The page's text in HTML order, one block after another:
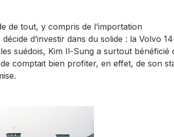
de tout, y compris de l’importation
d’investir dans du solide : la Volvo
suédois, Kim Il-Sung a surtout bénéficié
comptait bien profiter, en effet, de son